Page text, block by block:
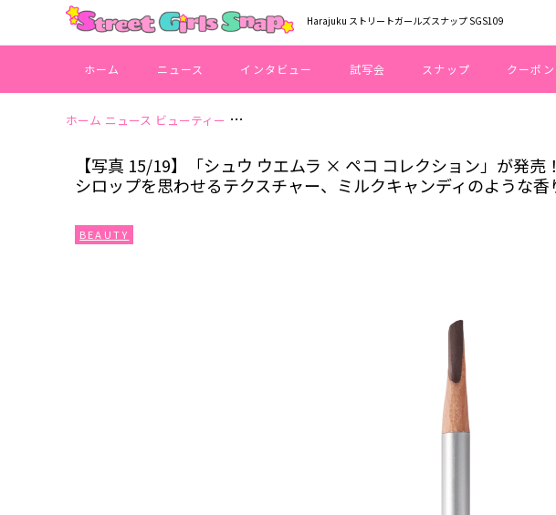
Harajuku ストリートガールズスナップ SGS109
ホーム ニュース インタビュー 試写会 スナップ クーポン
ホーム ニュース ビューティー 【写真 15/19】「シュウ ウエムラ × ペコ コレクション」が
【写真 15/19】「シュウ ウエムラ × ペコ コレクション」が発売
シロップを思わせるテクスチャー、ミルクキャンディのような
BEAUTY